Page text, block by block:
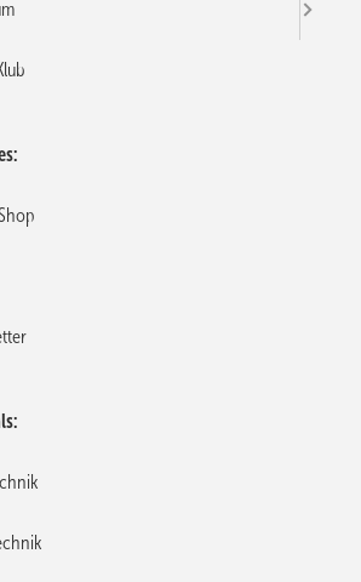
in
2008 hat Emco Klima sein
weiter aus­gebaut. Neben zwei neuen
die ausgeschiedene Fachkräfte ersetzen,
Vertriebsmannschaft darüber hinaus
verstärkt. Damit reagiere das
wachsende Nachfrage.
aller neuen ­Mitarbeiter zählt die
Unterstützung und dauerhafte
Das Servicespektrum reicht von der
Kom­fortanforderungen über die Berechnung
inklusive Erstellung der
bis hin zur Abstimmung aller
mit den relevanten Gewerken.
wir mit einer gezielten Optimierung der